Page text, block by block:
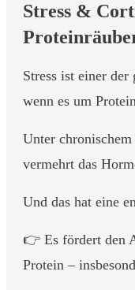
Stress &
Stress ist einer der
wenn es um
Unter
vermehrt das
Und das hat eine
👉 Es fördert den
Protein –